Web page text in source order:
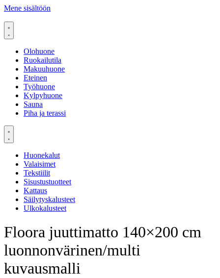
Mene sisältöön
Olohuone
Ruokailutila
Makuuhuone
Eteinen
Työhuone
Kylpyhuone
Sauna
Piha ja terassi
Huonekalut
Valaisimet
Tekstiilit
Sisustustuotteet
Kattaus
Säilytyskalusteet
Ulkokalusteet
Floora juuttimatto 140×200 cm
luonnonvärinen/multi
kuvausmalli